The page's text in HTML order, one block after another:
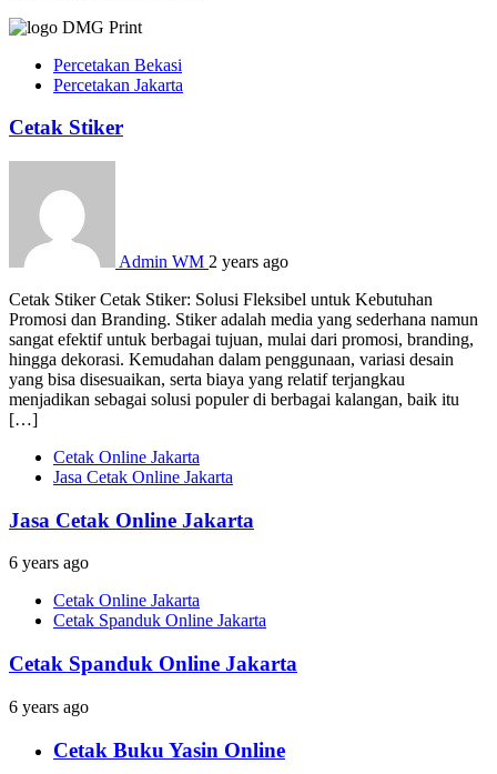
Percetakan Bekasi
Percetakan Jakarta
Cetak Stiker
Admin WM 2 years ago
Cetak Stiker Cetak Stiker: Solusi Fleksibel untuk Kebutuhan
Promosi dan Branding. Stiker adalah media yang sederhana namun
sangat efektif untuk berbagai tujuan, mulai dari promosi, branding,
hingga dekorasi. Kemudahan dalam penggunaan, variasi desain
yang bisa disesuaikan, serta biaya yang relatif terjangkau
menjadikan sebagai solusi populer di berbagai kalangan, baik itu
[…]
Cetak Online Jakarta
Jasa Cetak Online Jakarta
Jasa Cetak Online Jakarta
6 years ago
Cetak Online Jakarta
Cetak Spanduk Online Jakarta
Cetak Spanduk Online Jakarta
6 years ago
Cetak Buku Yasin Online